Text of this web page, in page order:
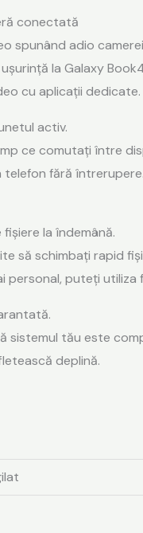
conectată
spunând adio
la Galaxy
cu aplicații dedicate.
activ.
ce comutați între
fără
la îndemână.
să schimbați rapid
personal, puteți
sistemul tău este
deplină.